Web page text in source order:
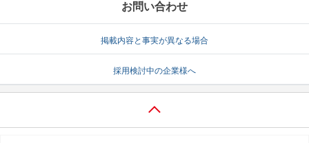
就活ノウハウ・サポート
就活ノウハウが満載！ お役立ち記事・相談室など
お問い合わせ
掲載内容と事実が異なる場合
採用検討中の企業様へ